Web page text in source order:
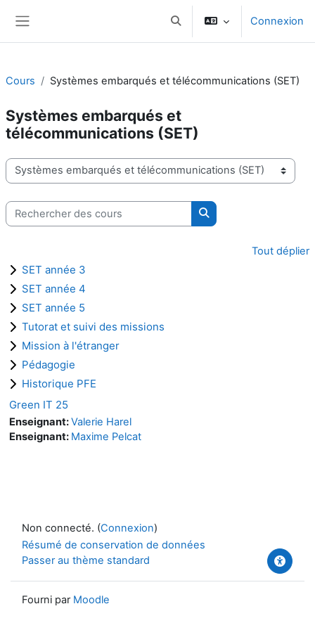
Activer/désactiver la saisie
Connexion
Cours Systèmes embarqués et télécommunications (SET)
Systèmes embarqués et
télécommunications (SET)
Catégories de cours
Rechercher des cours
Rechercher des cours
Tout déplier
SET année 3
SET année 4
SET année 5
Tutorat et suivi des missions
Mission à l'étranger
Pédagogie
Historique PFE
Green IT 25
Enseignant:Valerie Harel
Enseignant: Maxime Pelcat
Non connecté. (Connexion)
Résumé de conservation de données
Passer au thème standard
Fourni par Moodle